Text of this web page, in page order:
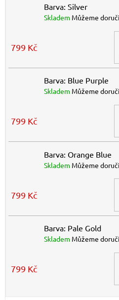
Barva: Silver
Skladem Můžeme
799 Kč
Barva: Blue Purple
Skladem Můžeme
799 Kč
Barva: Orange Blue
Skladem Můžeme
799 Kč
Barva: Pale Gold
Skladem Můžeme
799 Kč